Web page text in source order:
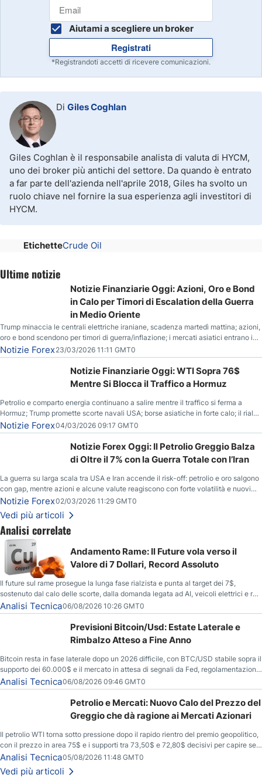
Aiutami a scegliere un broker
Registrati
*Registrandoti accetti di ricevere comunicazioni.
Di Giles Coghlan
Giles Coghlan è il responsabile analista di valuta di HYCM,
uno dei broker più antichi del settore. Da quando è entrato
a far parte dell'azienda nell'aprile 2018, Giles ha svolto un
ruolo chiave nel fornire la sua esperienza agli investitori di
HYCM.
EtichetteCrude Oil
Ultime notizie
Notizie Finanziarie Oggi: Azioni, Oro e Bond
in Calo per Timori di Escalation della Guerra
in Medio Oriente
Trump minaccia le centrali elettriche iraniane, scadenza martedì mattina; azioni,
oro e bond scendono per timori di guerra/inflazione; i mercati asiatici entrano in
correzione; il petrolio greggio resta stabile.
Notizie Forex23/03/2026 11:11 GMT0
Notizie Finanziarie Oggi: WTI Sopra 76$
Mentre Si Blocca il Traffico a Hormuz
Petrolio e comparto energia continuano a salire mentre il traffico si ferma a
Hormuz; Trump promette scorte navali USA; borse asiatiche in forte calo; il rialzo
del gas naturale mette pressione all’euro.
Notizie Forex04/03/2026 09:17 GMT0
Notizie Forex Oggi: Il Petrolio Greggio Balza
di Oltre il 7% con la Guerra Totale con l’Iran
La guerra su larga scala tra USA e Iran accende il risk-off: petrolio e oro salgono
con gap, mentre azioni e alcune valute reagiscono con forte volatilità e nuovi
livelli da monitorare.
Notizie Forex02/03/2026 11:29 GMT0
Vedi più articoli
Analisi correlate
Andamento Rame: Il Future vola verso il
Valore di 7 Dollari, Record Assoluto
Il future sul rame prosegue la lunga fase rialzista e punta al target dei 7$,
sostenuto dal calo delle scorte, dalla domanda legata ad AI, veicoli elettrici e reti
energetiche, e dai timori di deficit produttivo dal 2028.
Analisi Tecnica06/08/2026 10:26 GMT0
Previsioni Bitcoin/Usd: Estate Laterale e
Rimbalzo Atteso a Fine Anno
Bitcoin resta in fase laterale dopo un 2026 difficile, con BTC/USD stabile sopra il
supporto dei 60.000$ e il mercato in attesa di segnali da Fed, regolamentazione
USA ed elezioni di medio termine.
Analisi Tecnica06/08/2026 09:46 GMT0
Petrolio e Mercati: Nuovo Calo del Prezzo del
Greggio che dà ragione ai Mercati Azionari
Il petrolio WTI torna sotto pressione dopo il rapido rientro del premio geopolitico,
con il prezzo in area 75$ e i supporti tra 73,50$ e 72,80$ decisivi per capire se il
ribasso potrà estendersi verso quota 70$.
Analisi Tecnica05/08/2026 11:48 GMT0
Vedi più articoli